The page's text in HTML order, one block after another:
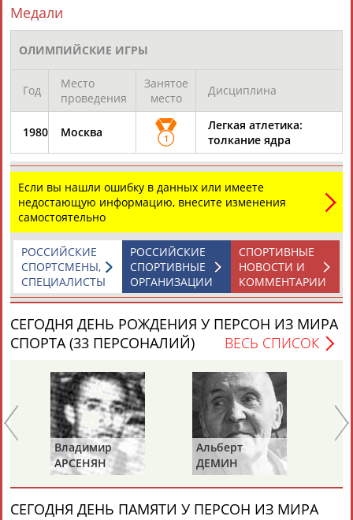
© Стадион, 1998-2026
Медали
ОЛИМПИЙСКИЕ ИГРЫ
Год
Место
проведения
Занятое
место
Дисциплина
1980 Москва 1
Легкая атлетика:
толкание ядра
Если вы нашли ошибку в данных или имеете
недостающую информацию, внесите изменения
самостоятельно
СПОРТИВНЫЕ
НОВОСТИ И
КОММЕНТАРИИ
РОССИЙСКИЕ
СПОРТИВНЫЕ
ОРГАНИЗАЦИИ
РОССИЙСКИЕ
СПОРТСМЕНЫ,
СПЕЦИАЛИСТЫ
СЕГОДНЯ ДЕНЬ РОЖДЕНИЯ У ПЕРСОН ИЗ МИРА
СПОРТА (33 ПЕРСОНАЛИЙ)
ВЕСЬ СПИСОК
Владимир
АРСЕНЯН
Альберт
ДЕМИН
СЕГОДНЯ ДЕНЬ ПАМЯТИ У ПЕРСОН ИЗ МИРА